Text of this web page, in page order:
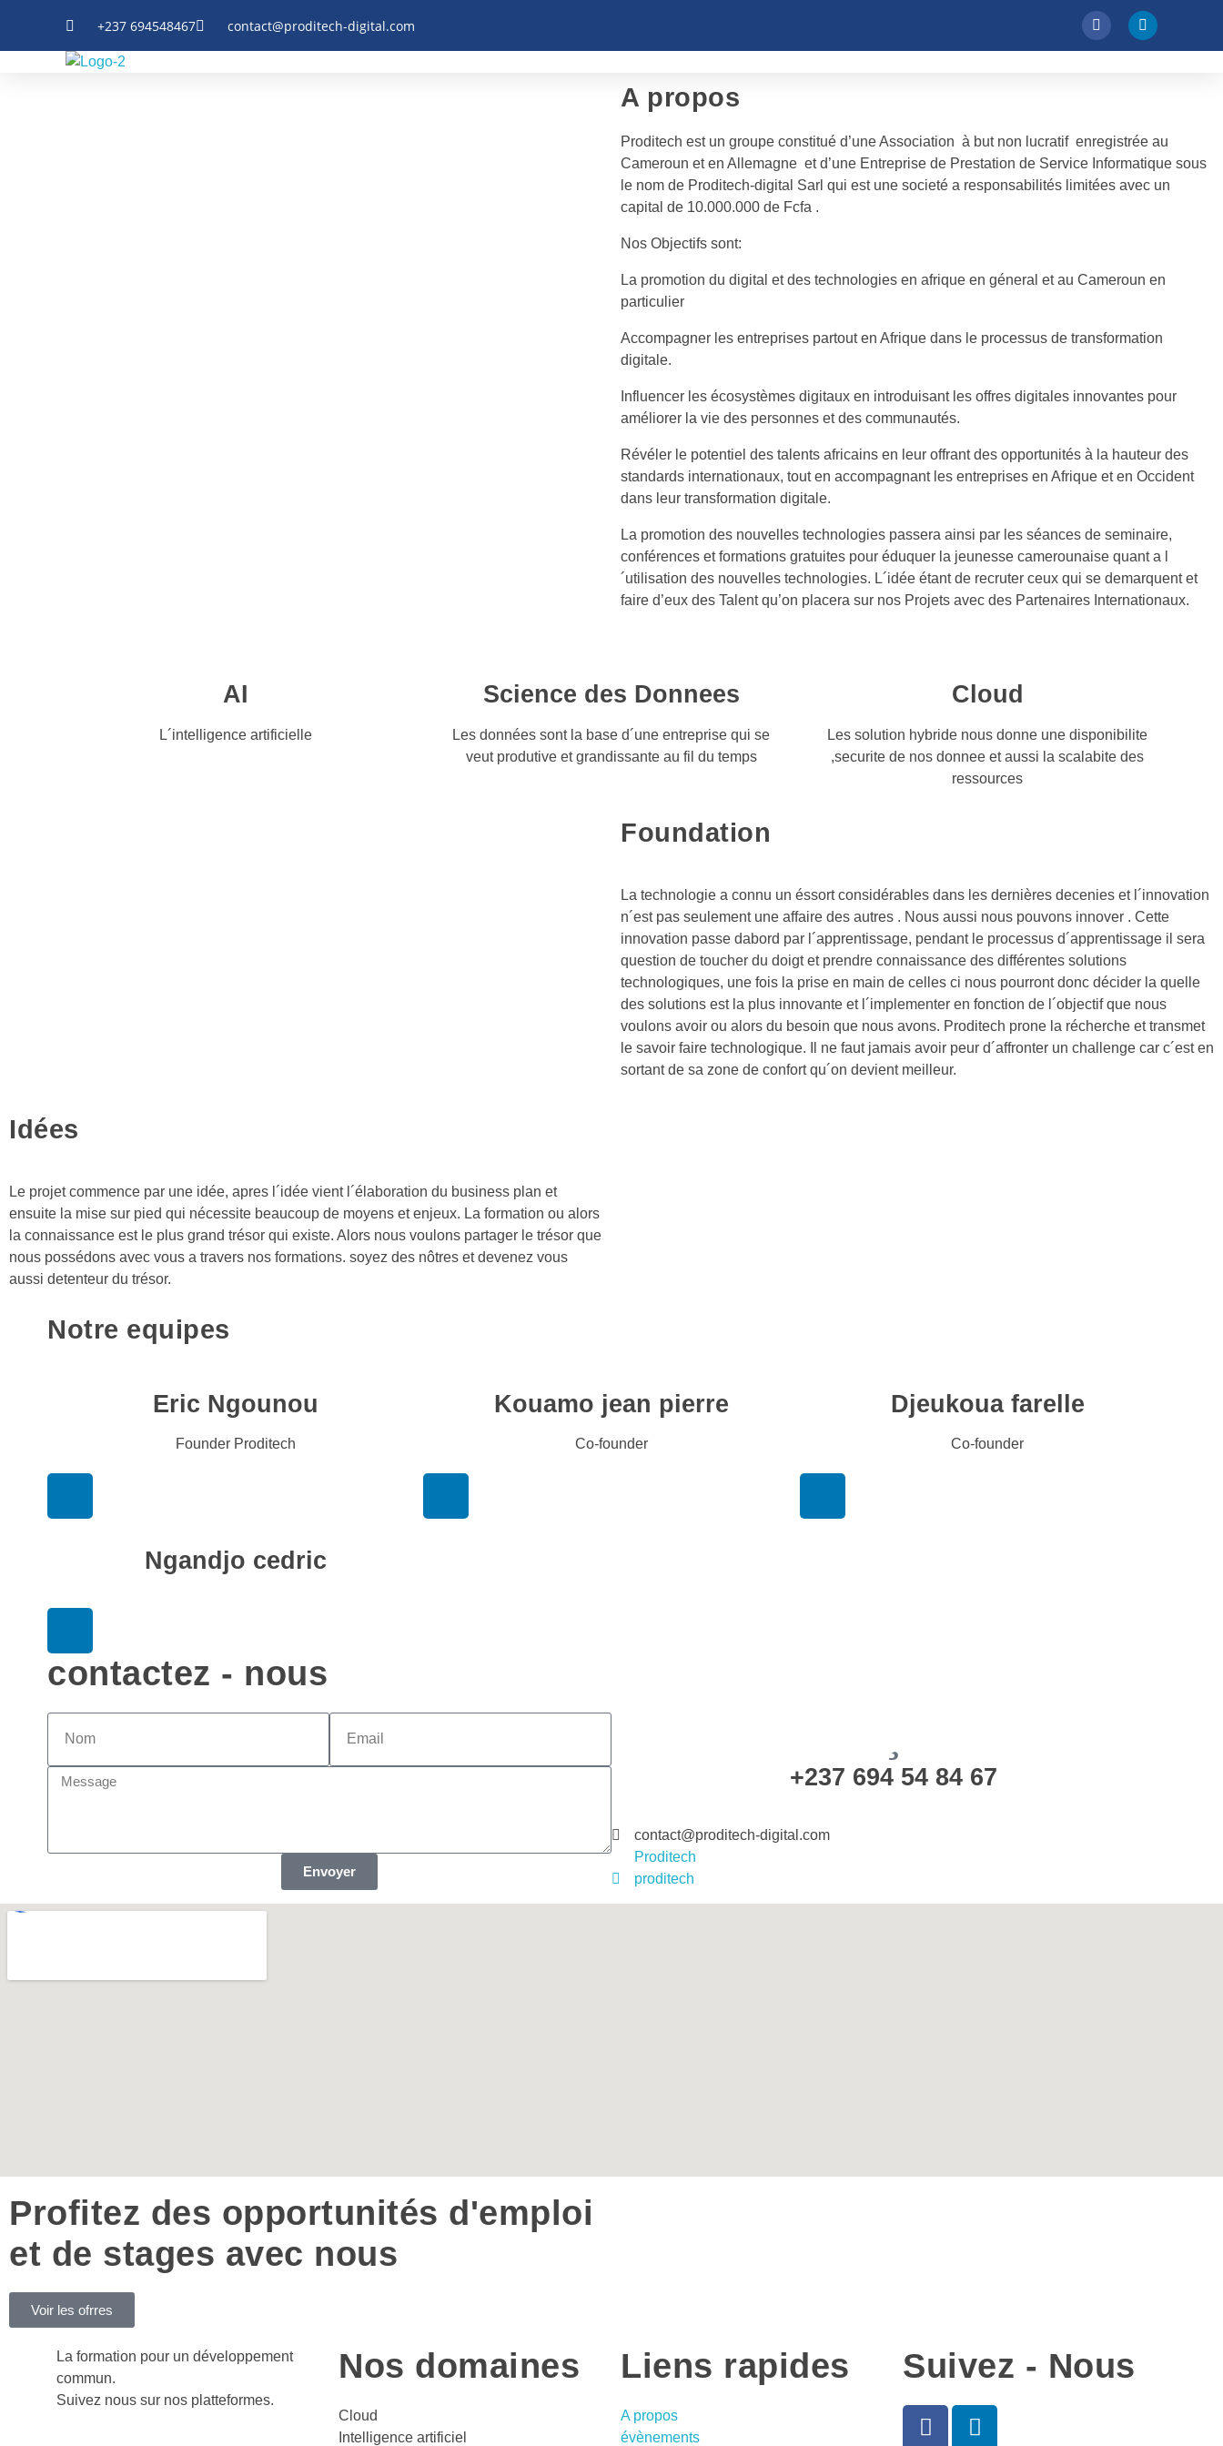
+237 694548467 contact@proditech-digital.com
A propos
Proditech est un groupe constitué d’une Association à but non lucratif enregistrée au
Cameroun et en Allemagne et d’une Entreprise de Prestation de Service Informatique sous
le nom de Proditech-digital Sarl qui est une societé a responsabilités limitées avec un
capital de 10.000.000 de Fcfa .
Nos Objectifs sont:
La promotion du digital et des technologies en afrique en géneral et au Cameroun en
particulier
Accompagner les entreprises partout en Afrique dans le processus de transformation
digitale.
Influencer les écosystèmes digitaux en introduisant les offres digitales innovantes pour
améliorer la vie des personnes et des communautés.
Révéler le potentiel des talents africains en leur offrant des opportunités à la hauteur des
standards internationaux, tout en accompagnant les entreprises en Afrique et en Occident
dans leur transformation digitale.
La promotion des nouvelles technologies passera ainsi par les séances de seminaire,
conférences et formations gratuites pour éduquer la jeunesse camerounaise quant a l
´utilisation des nouvelles technologies. L´idée étant de recruter ceux qui se demarquent et
faire d’eux des Talent qu’on placera sur nos Projets avec des Partenaires Internationaux.
AI
L´intelligence artificielle
Science des Donnees
Les données sont la base d´une entreprise qui se
veut produtive et grandissante au fil du temps
Cloud
Les solution hybride nous donne une disponibilite
,securite de nos donnee et aussi la scalabite des
ressources
Foundation
La technologie a connu un éssort considérables dans les dernières decenies et l´innovation
n´est pas seulement une affaire des autres . Nous aussi nous pouvons innover . Cette
innovation passe dabord par l´apprentissage, pendant le processus d´apprentissage il sera
question de toucher du doigt et prendre connaissance des différentes solutions
technologiques, une fois la prise en main de celles ci nous pourront donc décider la quelle
des solutions est la plus innovante et l´implementer en fonction de l´objectif que nous
voulons avoir ou alors du besoin que nous avons. Proditech prone la récherche et transmet
le savoir faire technologique. Il ne faut jamais avoir peur d´affronter un challenge car c´est en
sortant de sa zone de confort qu´on devient meilleur.
Idées
Le projet commence par une idée, apres l´idée vient l´élaboration du business plan et
ensuite la mise sur pied qui nécessite beaucoup de moyens et enjeux. La formation ou alors
la connaissance est le plus grand trésor qui existe. Alors nous voulons partager le trésor que
nous possédons avec vous a travers nos formations. soyez des nôtres et devenez vous
aussi detenteur du trésor.
Notre equipes
Eric Ngounou
Founder Proditech
Kouamo jean pierre
Co-founder
Djeukoua farelle
Co-founder
Ngandjo cedric
contactez - nous
Envoyer
+237 694 54 84 67
contact@proditech-digital.com
Proditech
proditech
Profitez des opportunités d'emploi
et de stages avec nous
Voir les ofrres
La formation pour un développement
commun.
Suivez nous sur nos platteformes.
Nos domaines
Cloud
Intelligence artificiel
Liens rapides
A propos
évènements
Suivez - Nous